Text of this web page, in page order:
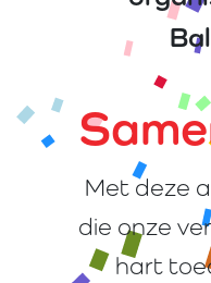
Met deze
die onze
hart